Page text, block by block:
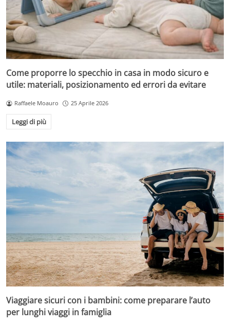
Come proporre lo specchio in casa in modo sicuro e
utile: materiali, posizionamento ed errori da evitare
Raffaele Moauro 25 Aprile 2026
Leggi di più
Viaggiare sicuri con i bambini: come preparare l’auto
per lunghi viaggi in famiglia